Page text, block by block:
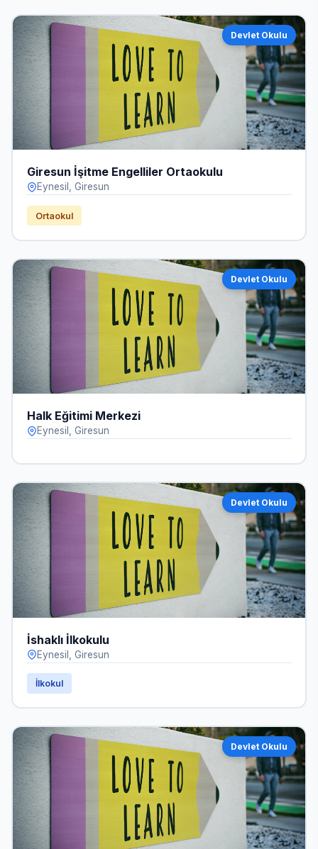
Devlet Okulu
Giresun İşitme Engelliler Ortaokulu
Eynesil, Giresun
Ortaokul
Devlet Okulu
Halk Eğitimi Merkezi
Eynesil, Giresun
Devlet Okulu
İshaklı İlkokulu
Eynesil, Giresun
İlkokul
Devlet Okulu